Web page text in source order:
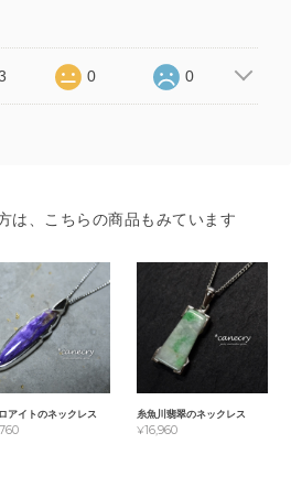
0 0
は、こちらの商品もみています
アイトのネックレス 糸魚川翡翠のネックレス
¥16,960